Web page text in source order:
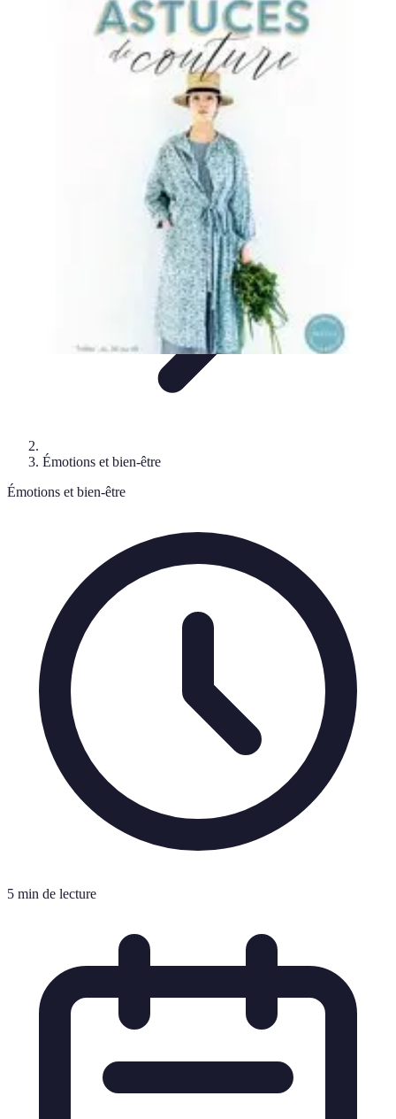
Astuces Anti Stress
Astuces NaturellesAstuces PratiquesMéditation et
Routines et HabitudesTechniques de Relaxation
Émotions et bien-être
Émotions et bien-être
5 min de lecture